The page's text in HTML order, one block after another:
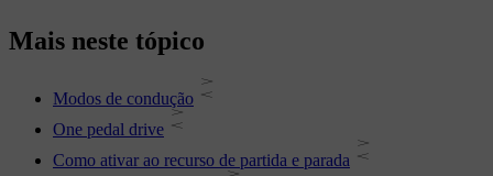
Mais neste tópico
Modos de condução
One pedal drive
Como ativar ao recurso de partida e parada